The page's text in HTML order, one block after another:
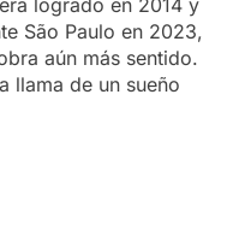
São Paulo en 2023,
aún más sentido.
llama de un sueño